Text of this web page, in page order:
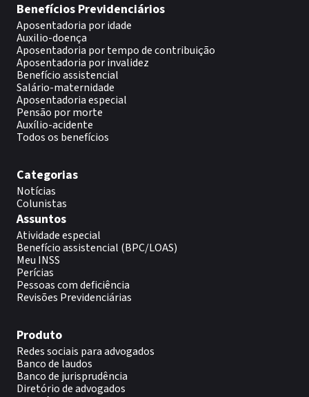
Benefícios Previdenciários
Aposentadoria por idade
Auxilio-doença
Aposentadoria por tempo de contribuição
Aposentadoria por invalidez
Benefício assistencial
Salário-maternidade
Aposentadoria especial
Pensão por morte
Auxílio-acidente
Todos os benefícios
Categorias
Notícias
Colunistas
Assuntos
Atividade especial
Benefício assistencial (BPC/LOAS)
Meu INSS
Perícias
Pessoas com deficiência
Revisões Previdenciárias
Produto
Redes sociais para advogados
Banco de laudos
Banco de jurisprudência
Diretório de advogados